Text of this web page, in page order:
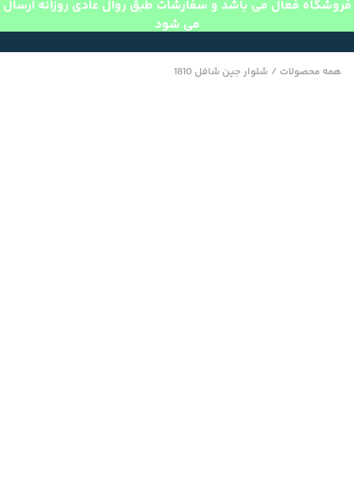
فروشگاه فعال می باشد و سفارشات طبق روال عادی روزانه ارسال
می شود
همه محصولات / شلوار جین شافل 1810